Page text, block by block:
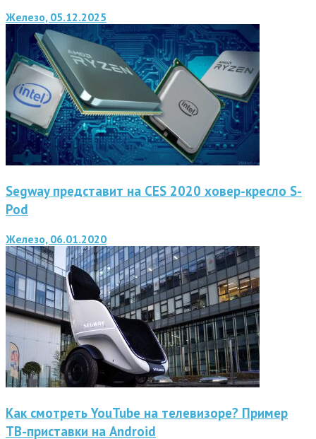
Железо, 05.12.2025
Segway представит на CES 2020 ховер-кресло S-
Pod
Железо, 06.01.2020
Как смотреть YouTube на телевизоре? Пример
ТВ-приставки на Android